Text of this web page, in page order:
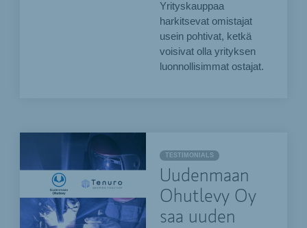
Yrityskauppaa
harkitsevat omistajat
usein pohtivat, ketkä
voisivat olla yrityksen
luonnollisimmat ostajat.
TESTIMONIALS
Uudenmaan
Ohutlevy Oy
saa uuden